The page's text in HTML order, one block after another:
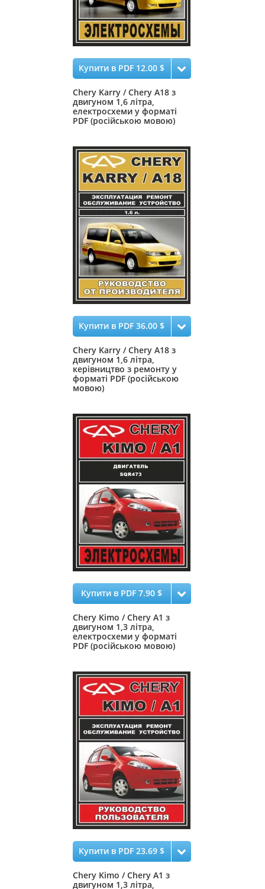
Купити в PDF 12.00 $
Chery Karry / Chery А18 з
двигуном 1,6 літра,
електросхеми у форматі
PDF (російською мовою)
Купити в PDF 36.00 $
Chery Karry / Chery А18 з
двигуном 1,6 літра,
керівництво з ремонту у
форматі PDF (російською
мовою)
Купити в PDF 7.90 $
Chery Kimo / Chery А1 з
двигуном 1,3 літра,
електросхеми у форматі
PDF (російською мовою)
Купити в PDF 23.69 $
Chery Kimo / Chery А1 з
двигуном 1,3 літра,